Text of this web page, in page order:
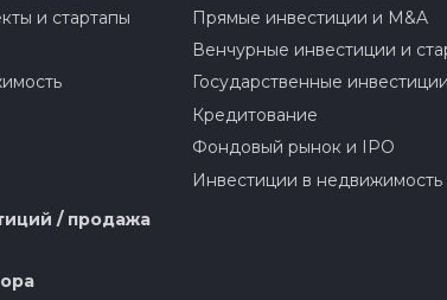
и стартапы
/ продажа
Прямые инвестиции и M&A
Венчурные инвестиции и
Государственные инвестиции
Кредитование
Фондовый рынок и IPO
Инвестиции в недвижимость